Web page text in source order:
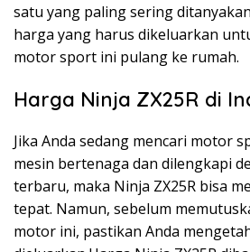
satu yang paling sering
harga yang harus dikeluarkan
motor sport ini pulang ke rumah.
Harga Ninja ZX25R di
Jika Anda sedang mencari motor
mesin bertenaga dan dilengkapi
terbaru, maka Ninja ZX25R bisa
tepat. Namun, sebelum
motor ini, pastikan Anda